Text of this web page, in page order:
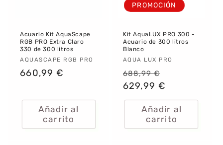
Acuario Kit AquaScape
RGB PRO Extra Claro
330 de 300 litros
Proveedor:
AQUASCAPE RGB PRO
Precio
660,99 €
Añadir al
carrito
PROMOCIÓN
Kit AquaLUX PRO 300 -
Acuario de 300 litros
Blanco
Proveedor:
AQUA LUX PRO
Precio
habitual
688,99 €
oferta
629,99 €
Añadir al
carrito